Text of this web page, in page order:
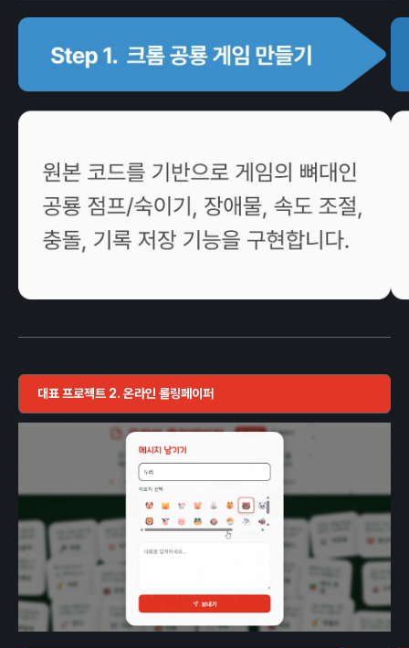
대표 프로젝트 2. 온라인 롤링페이퍼